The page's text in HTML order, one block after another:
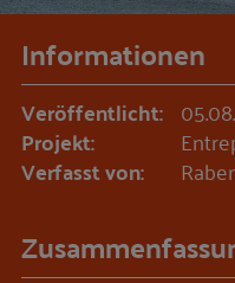
Informationen
Veröffentlicht:
Projekt:
Verfasst von: